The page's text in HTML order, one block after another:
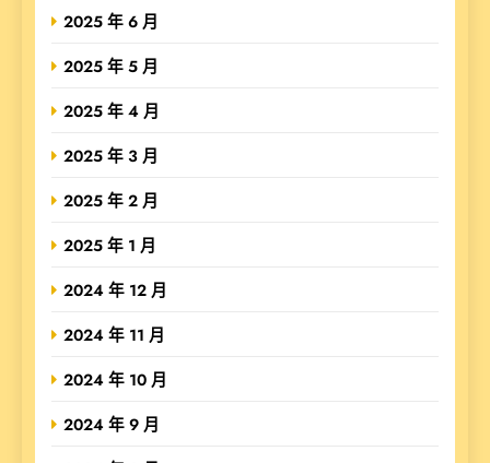
2025 年 6 月
2025 年 5 月
2025 年 4 月
2025 年 3 月
2025 年 2 月
2025 年 1 月
2024 年 12 月
2024 年 11 月
2024 年 10 月
2024 年 9 月